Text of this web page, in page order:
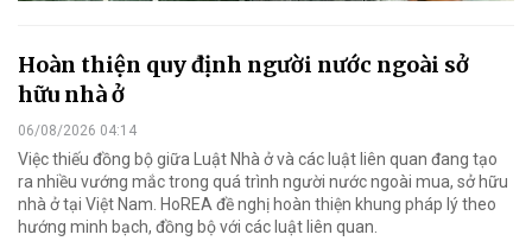
Hoàn thiện quy định người nước ngoài sở
hữu nhà ở
06/08/2026 04:14
Việc thiếu đồng bộ giữa Luật Nhà ở và các luật liên quan đang tạo
ra nhiều vướng mắc trong quá trình người nước ngoài mua, sở hữu
nhà ở tại Việt Nam. HoREA đề nghị hoàn thiện khung pháp lý theo
hướng minh bạch, đồng bộ với các luật liên quan.